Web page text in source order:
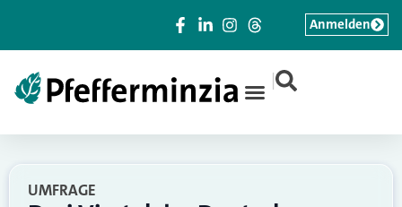
|
Anmelden
UMFRAGE